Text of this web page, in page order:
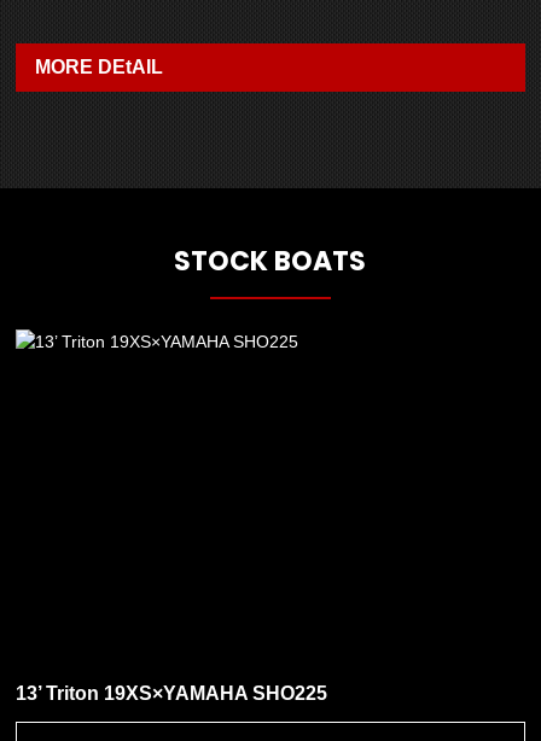
MORE DEtAIL
STOCK BOATS
13’ Triton 19XS×YAMAHA SHO225